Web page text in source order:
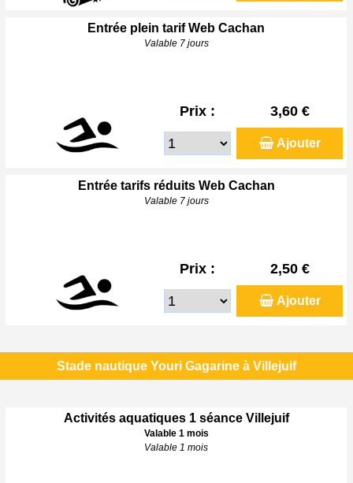
Entrée plein tarif Web Cachan
Valable 7 jours
Prix : 3,60 €
Ajouter
Entrée tarifs réduits Web Cachan
Valable 7 jours
Prix : 2,50 €
Ajouter
Stade nautique Youri Gagarine à Villejuif
Activités aquatiques 1 séance Villejuif
Valable 1 mois
Valable 1 mois